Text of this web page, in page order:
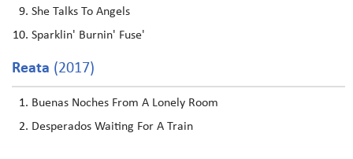
She Talks To Angels
Sparklin' Burnin' Fuse'
Reata (2017)
Buenas Noches From A Lonely Room
Desperados Waiting For A Train